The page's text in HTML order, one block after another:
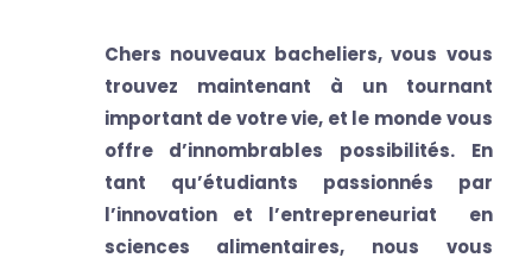
Chers nouveaux bacheliers, vous vous
trouvez maintenant à un tournant
important de votre vie, et le monde vous
offre d’innombrables possibilités. En
tant qu’étudiants passionnés par
l’innovation et l’entrepreneuriat en
sciences alimentaires, nous vous